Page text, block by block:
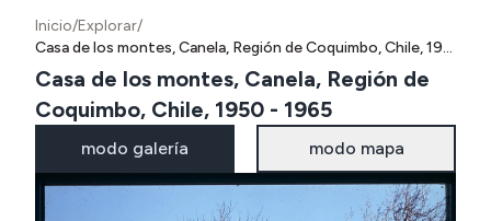
Inicio/Explorar/
Casa de los montes, Canela, Región de Coquimbo, Chile, 1950 - 1965
Casa de los montes, Canela, Región de
Coquimbo, Chile, 1950 - 1965
modo galería modo mapa